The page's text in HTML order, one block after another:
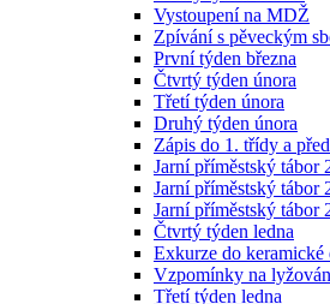
Vystoupení na MDŽ
Zpívání s pěveckým
První týden března
Čtvrtý týden února
Třetí týden února
Druhý týden února
Zápis do 1. třídy a
Jarní příměstský tábor
Jarní příměstský tábor
Jarní příměstský tábor
Čtvrtý týden ledna
Exkurze do
Vzpomínky na
Třetí týden ledna